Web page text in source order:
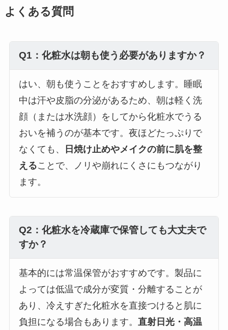
よくある質問
Q1：化粧水は朝も使う必要がありますか？
はい、朝も使うことをおすすめします。睡眠
中は汗や皮脂の分泌があるため、朝は軽く洗
顔（または水洗顔）をしてから化粧水でうる
おいを補うのが基本です。夜ほどたっぷりで
なくても、
日焼け止めやメイクの前に肌を整
えることで、ノリや崩れにくさにもつながり
ます。
Q2：化粧水を冷蔵庫で保管しても大丈夫で
すか？
基本的には常温保管がおすすめです。製品に
よっては低温で成分が変質・分離することが
あり、冷えすぎた化粧水を直接つけると肌に
負担になる場合もあります。 直射日光・高温